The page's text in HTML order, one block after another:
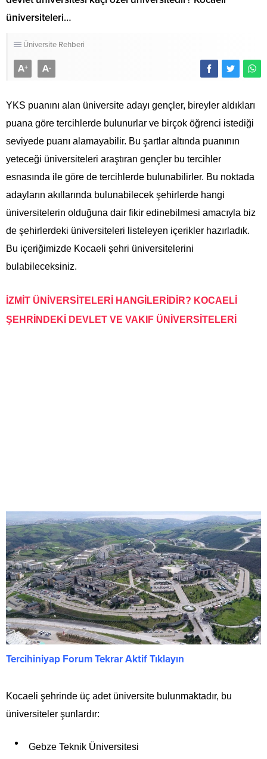
üniversiteleri…
Üniversite Rehberi
A+ A-
YKS puanını alan üniversite adayı gençler, bireyler aldıkları
puana göre tercihlerde bulunurlar ve birçok öğrenci istediği
seviyede puanı alamayabilir. Bu şartlar altında puanının
yeteceği üniversiteleri araştıran gençler bu tercihler
esnasında ile göre de tercihlerde bulunabilirler. Bu noktada
adayların akıllarında bulunabilecek şehirlerde hangi
üniversitelerin olduğuna dair fikir edinebilmesi amacıyla biz
de şehirlerdeki üniversiteleri listeleyen içerikler hazırladık.
Bu içeriğimizde Kocaeli şehri üniversitelerini
bulabileceksiniz.
İZMİT ÜNİVERSİTELERİ HANGİLERİDİR? KOCAELİ
ŞEHRİNDEKİ DEVLET VE VAKIF ÜNİVERSİTELERİ
Tercihiniyap Forum Tekrar Aktif Tıklayın
Kocaeli şehrinde üç adet üniversite bulunmaktadır, bu
üniversiteler şunlardır:
Gebze Teknik Üniversitesi